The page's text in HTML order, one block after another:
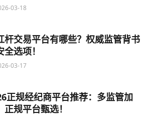
03-18
杆交易平台有哪些？权威监管背书
全选项！
03-17
正规经纪商平台推荐：多监管加
正规平台甄选！